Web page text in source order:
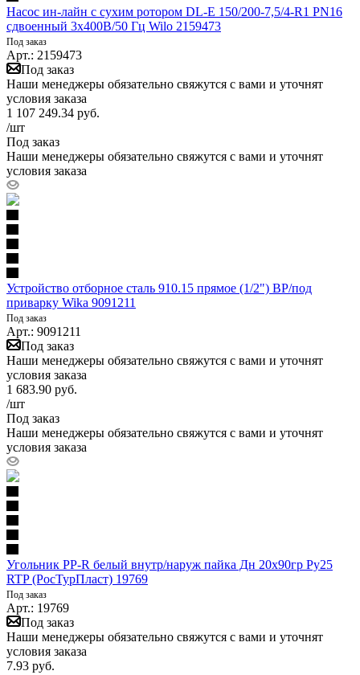
Насос ин-лайн с сухим ротором DL-E 150/200-7,5/4-R1 PN16
сдвоенный 3х400В/50 Гц Wilo 2159473
Под заказ
Арт.: 2159473
Под заказ
Наши менеджеры обязательно свяжутся с вами и уточнят
условия заказа
1 107 249.34 руб.
/шт
Под заказ
Наши менеджеры обязательно свяжутся с вами и уточнят
условия заказа
Устройство отборное сталь 910.15 прямое (1/2") ВР/под
приварку Wika 9091211
Под заказ
Арт.: 9091211
Под заказ
Наши менеджеры обязательно свяжутся с вами и уточнят
условия заказа
1 683.90 руб.
/шт
Под заказ
Наши менеджеры обязательно свяжутся с вами и уточнят
условия заказа
Угольник PP-R белый внутр/наруж пайка Дн 20х90гр Ру25
RTP (РосТурПласт) 19769
Под заказ
Арт.: 19769
Под заказ
Наши менеджеры обязательно свяжутся с вами и уточнят
условия заказа
7.93 руб.